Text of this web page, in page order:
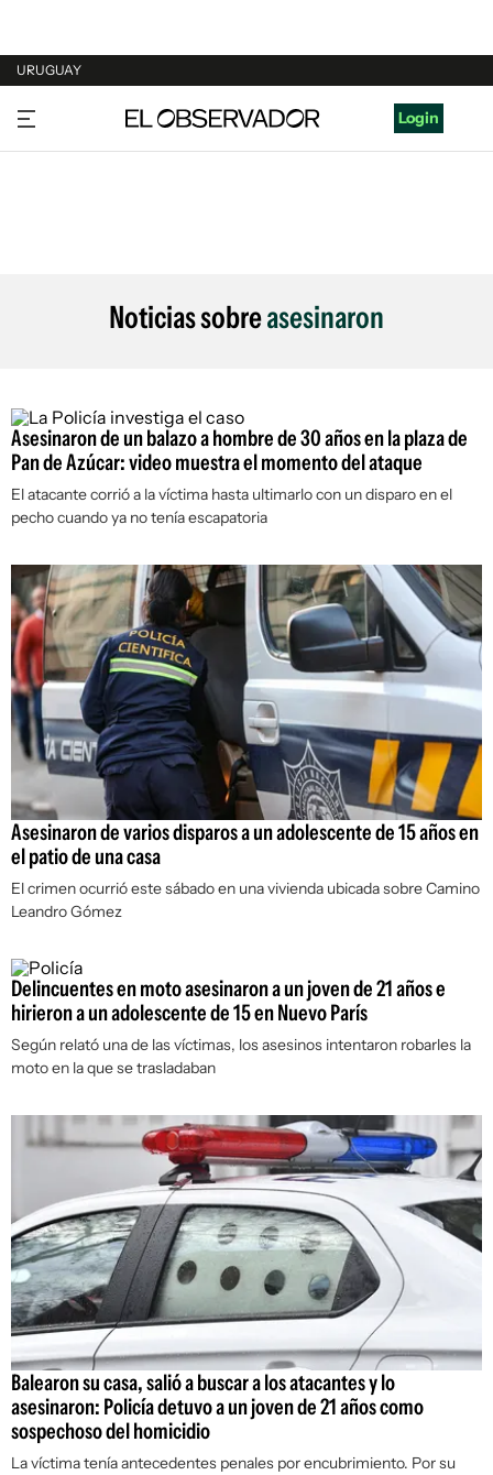
URUGUAY
URUGUAY
ARGENTINA
Login
Noticias sobreasesinaron
Asesinaron de un balazo a hombre de 30 años en la plaza de
Pan de Azúcar: video muestra el momento del ataque
El atacante corrió a la víctima hasta ultimarlo con un disparo en el
pecho cuando ya no tenía escapatoria
Asesinaron de varios disparos a un adolescente de 15 años en
el patio de una casa
El crimen ocurrió este sábado en una vivienda ubicada sobre Camino
Leandro Gómez
Delincuentes en moto asesinaron a un joven de 21 años e
hirieron a un adolescente de 15 en Nuevo París
Según relató una de las víctimas, los asesinos intentaron robarles la
moto en la que se trasladaban
Balearon su casa, salió a buscar a los atacantes y lo
asesinaron: Policía detuvo a un joven de 21 años como
sospechoso del homicidio
La víctima tenía antecedentes penales por encubrimiento. Por su